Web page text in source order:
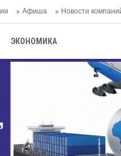
Афиша Новости
ЭКОНОМИКА